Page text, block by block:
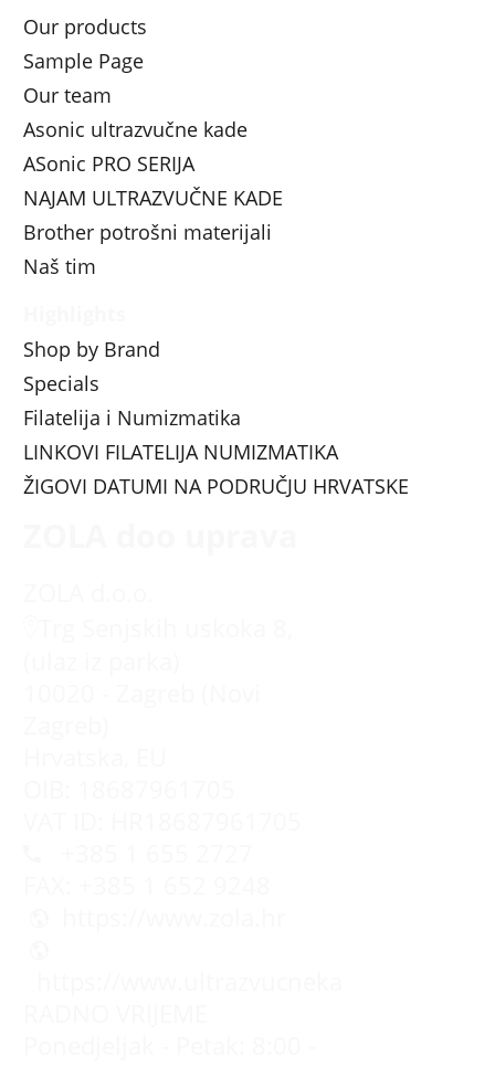
Our products
Sample Page
Our team
Asonic ultrazvučne kade
ASonic PRO SERIJA
NAJAM ULTRAZVUČNE KADE
Brother potrošni materijali
Naš tim
Shop by Brand
Specials
Filatelija i Numizmatika
LINKOVI FILATELIJA NUMIZMATIKA
ŽIGOVI DATUMI NA PODRUČJU HRVATSKE